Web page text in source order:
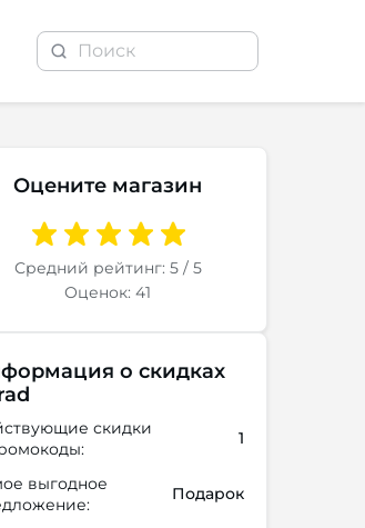
Оцените магазин
Средний рейтинг: 5 / 5
Оценок: 41
о скидках
скидки
1
выгодное
Подарок